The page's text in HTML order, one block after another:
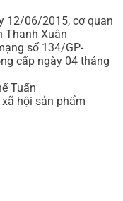
12/06/2015, cơ quan
Thanh Xuân
số 134/GP-
cấp ngày 04 tháng
Tuấn
hội sản phẩm